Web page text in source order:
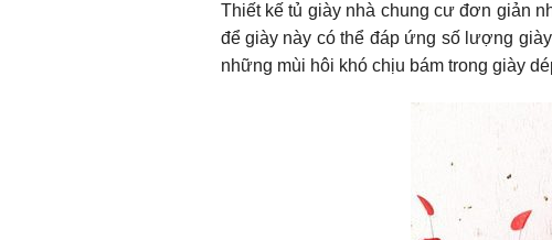
Thiết kế tủ giày nhà chung cư đơn giản
để giày này có thể đáp ứng số lượng
những mùi hôi khó chịu bám trong giày